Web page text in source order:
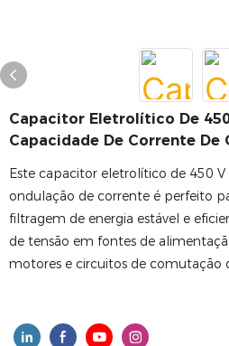
Capacitor Eletrolítico De
Capacidade De Corrente De
Este capacitor eletrolítico de 450 V
ondulação de corrente é perfeito
filtragem de energia estável e
de tensão em fontes de
motores e circuitos de comutação